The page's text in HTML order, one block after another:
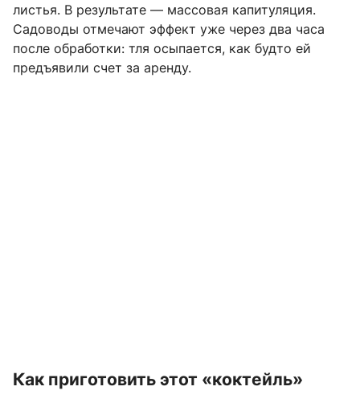
листья. В результате — массовая капитуляция.
Садоводы отмечают эффект уже через два часа
после обработки: тля осыпается, как будто ей
предъявили счет за аренду.
Как приготовить этот «коктейль»